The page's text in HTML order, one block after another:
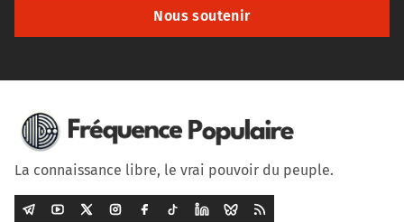
Nous soutenir
La connaissance libre, le vrai pouvoir du peuple.